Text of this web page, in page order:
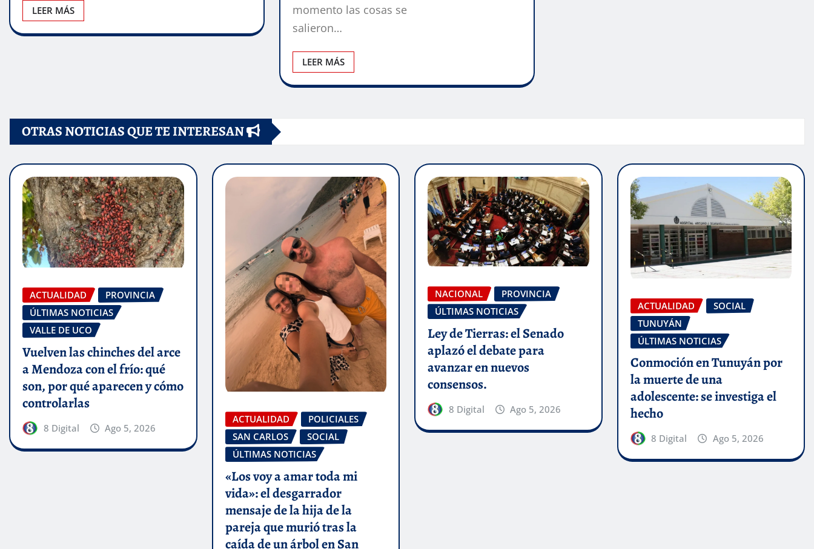
LEER MÁS
momento las cosas se
salieron…
LEER MÁS
OTRAS NOTICIAS QUE TE INTERESAN
ACTUALIDAD
PROVINCIA
ÚLTIMAS NOTICIAS
VALLE DE UCO
Vuelven las chinches del arce
a Mendoza con el frío: qué
son, por qué aparecen y cómo
controlarlas
8 Digital Ago 5, 2026
ACTUALIDAD
POLICIALES
SAN CARLOS
SOCIAL
ÚLTIMAS NOTICIAS
«Los voy a amar toda mi
vida»: el desgarrador
mensaje de la hija de la
pareja que murió tras la
caída de un árbol en San
NACIONAL
PROVINCIA
ÚLTIMAS NOTICIAS
Ley de Tierras: el Senado
aplazó el debate para
avanzar en nuevos
consensos.
8 Digital Ago 5, 2026
ACTUALIDAD
SOCIAL
TUNUYÁN
ÚLTIMAS NOTICIAS
Conmoción en Tunuyán por
la muerte de una
adolescente: se investiga el
hecho
8 Digital Ago 5, 2026